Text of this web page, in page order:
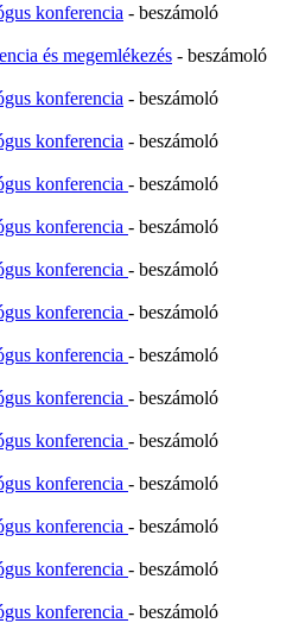
konferencia - beszámoló
és megemlékezés - beszámoló
konferencia - beszámoló
konferencia - beszámoló
konferencia - beszámoló
konferencia - beszámoló
konferencia - beszámoló
konferencia - beszámoló
konferencia - beszámoló
konferencia - beszámoló
konferencia - beszámoló
konferencia - beszámoló
konferencia - beszámoló
konferencia - beszámoló
konferencia - beszámoló